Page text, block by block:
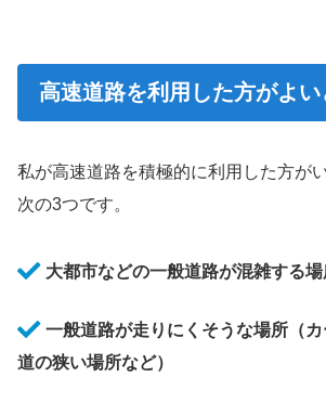
高速道路を利用した方がよ
私が高速道路を積極的に利用した方が
次の3つです。
大都市などの一般道路が混雑する
一般道路が走りにくそうな場所（カ
道の狭い場所など）